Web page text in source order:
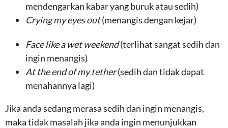
mendengarkan kabar yang buruk atau sedih)
Crying my eyes out(menangis dengan kejar)
Face like a wet weekend(terlihat sangat sedih dan
ingin menangis)
At the end of my tether(sedih dan tidak dapat
menahannya lagi)
Jika anda sedang merasa sedih dan ingin menangis,
maka tidak masalah jika anda ingin menunjukkan